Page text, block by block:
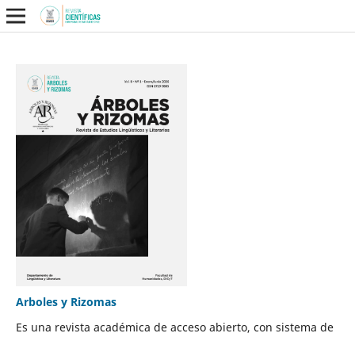
Arboles y Rizomas
Es una revista académica de acceso abierto, con sistema de